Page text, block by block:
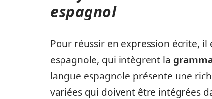
espagnol
Pour réussir en expression écrite,
espagnole, qui intègrent la
langue espagnole présente une
variées qui doivent être intégrées